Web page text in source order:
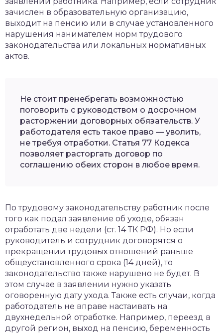
зачислен в образовательную организацию,
выходит на пенсию или в случае установленного
нарушения нанимателем норм трудового
законодательства или локальных нормативных
актов.
Не стоит пренебрегать возможностью
поговорить с руководством о досрочном
расторжении договорных обязательств. У
работодателя есть такое право — уволить,
не требуя отработки. Статья 77 Кодекса
позволяет расторгать договор по
соглашению обеих сторон в любое время.
По трудовому законодательству работник после
того как подал заявление об уходе, обязан
отработать две недели (ст. 14 ТК РФ). Но если
руководитель и сотрудник договорятся о
прекращении трудовых отношений раньше
общеустановленного срока (14 дней), то
законодательство также нарушено не будет. В
этом случае в заявлении нужно указать
оговоренную дату ухода. Также есть случаи, когда
работодатель не вправе настаивать на
двухнедельной отработке. Например, переезд в
другой регион, выход на пенсию, беременность